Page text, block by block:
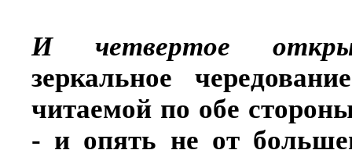
И четвертое
зеркальное
читаемой по обе
- и опять не от